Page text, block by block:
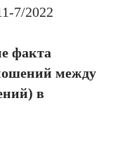
7/2022
факта
между
в